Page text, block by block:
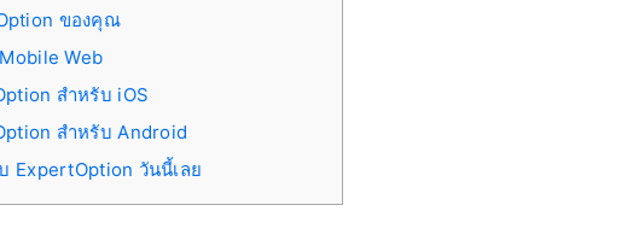
ของคุณ
Web
สำหรับ iOS
สำหรับ Android
ExpertOption วันนี้เลย